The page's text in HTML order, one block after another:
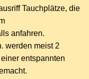
Tauchpl ätze, die
anfahren.
werden meist 2
entspannten